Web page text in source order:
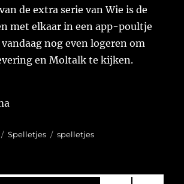
de extra serie van Wie is de
met elkaar in een app-poultje
nog even logeren om
en Moltalk te kijken.
Categorieën
Spelletjes Tags
spelletjes